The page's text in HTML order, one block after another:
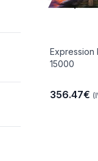
Expression
15000
356.47€